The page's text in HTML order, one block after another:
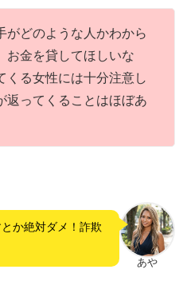
どのような人かわから
お金を貸してほしいな
る女性には十分注意し
返ってくることはほぼあ
あや
か絶対ダメ！詐欺